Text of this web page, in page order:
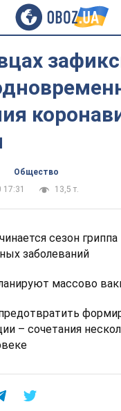
Общество
17:31
13,5 т.
сезон гриппа
заболеваний
массово
– сочетания